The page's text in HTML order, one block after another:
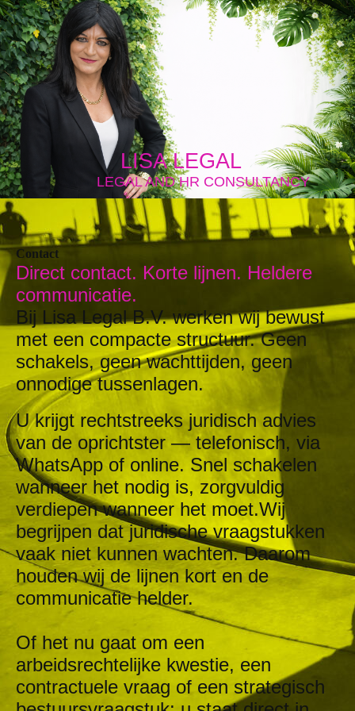
LISA LEGAL
LEGAL AND HR CONSULTANCY
Contact
Direct contact. Korte lijnen. Heldere
communicatie.
Bij Lisa Legal B.V. werken wij bewust
met een compacte structuur. Geen
schakels, geen wachttijden, geen
onnodige tussenlagen.
U krijgt rechtstreeks juridisch advies
van de oprichtster — telefonisch, via
WhatsApp of online. Snel schakelen
wanneer het nodig is, zorgvuldig
verdiepen wanneer het moet.Wij
begrijpen dat juridische vraagstukken
vaak niet kunnen wachten. Daarom
houden wij de lijnen kort en de
communicatie helder.
Of het nu gaat om een
arbeidsrechtelijke kwestie, een
contractuele vraag of een strategisch